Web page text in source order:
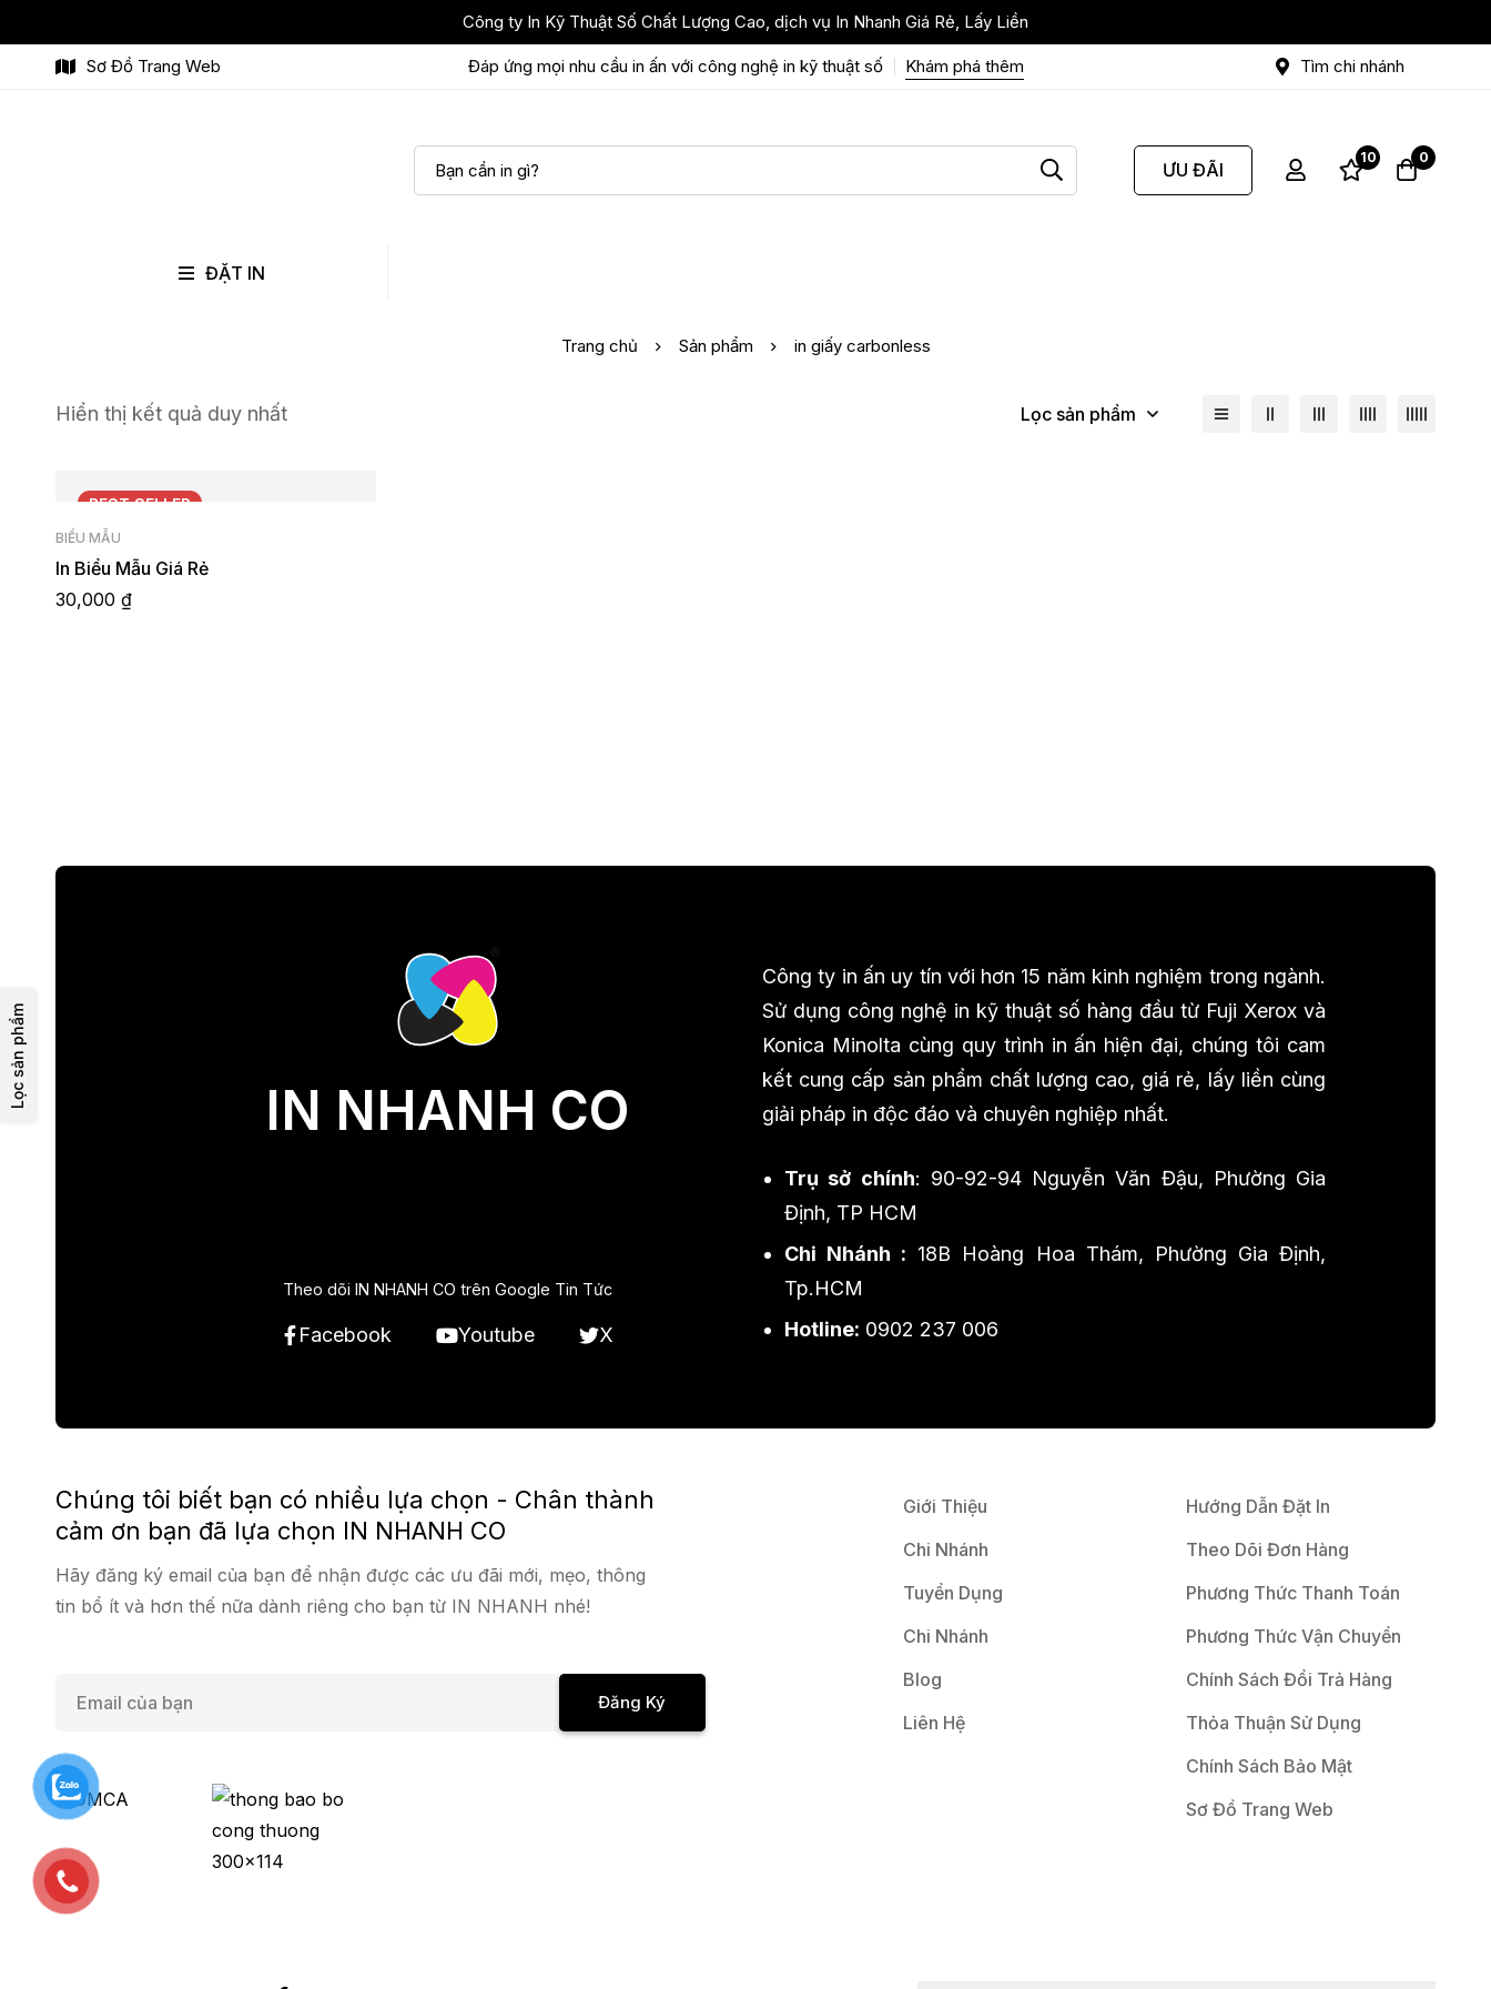
Công ty In Kỹ Thuật Số Chất Lượng Cao, dịch vụ In Nhanh Giá Rẻ, Lấy Liền
Sơ Đồ Trang Web Đáp ứng mọi nhu cầu in ấn với công nghệ in kỹ thuật số Khám phá thêm Tìm chi nhánh
ƯU ĐÃI
10 0
ĐẶT IN
Trang chủ Sản phẩm in giấy carbonless
Lọc sản phẩm
Hiển thị kết quả duy nhất Lọc sản phẩm
BESTSELLER
BIỂU MẪU
In Biểu Mẫu Giá Rẻ
30,000 ₫
IN NHANH CO
Theo dõi IN NHANH CO trên Google Tin Tức
Facebook Youtube X
Công ty in ấn uy tín với hơn 15 năm kinh nghiệm trong ngành.
Sử dụng công nghệ in kỹ thuật số hàng đầu từ Fuji Xerox và
Konica Minolta cùng quy trình in ấn hiện đại, chúng tôi cam
kết cung cấp sản phẩm chất lượng cao, giá rẻ, lấy liền cùng
giải pháp in độc đáo và chuyên nghiệp nhất.
Trụ sở chính: 90-92-94 Nguyễn Văn Đậu, Phường Gia
Định, TP HCM
Chi Nhánh : 18B Hoàng Hoa Thám, Phường Gia Định,
Tp.HCM
Hotline: 0902 237 006
Chúng tôi biết bạn có nhiều lựa chọn - Chân thành
cảm ơn bạn đã lựa chọn IN NHANH CO
Hãy đăng ký email của bạn để nhận được các ưu đãi mới, mẹo, thông
tin bổ ít và hơn thế nữa dành riêng cho bạn từ IN NHANH nhé!
a
i
l
*
Đăng Ký
Giới Thiệu
Chi Nhánh
Tuyển Dụng
Chi Nhánh
Blog
Liên Hệ
Hướng Dẫn Đặt In
Theo Dõi Đơn Hàng
Phương Thức Thanh Toán
Phương Thức Vận Chuyển
Chính Sách Đổi Trả Hàng
Thỏa Thuận Sử Dụng
Chính Sách Bảo Mật
Sơ Đồ Trang Web